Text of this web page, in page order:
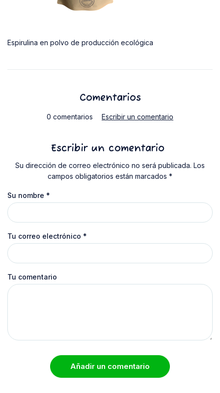
Espirulina en polvo de producción ecológica
Comentarios
0 comentarios Escribir un comentario
Escribir un comentario
Su dirección de correo electrónico no será publicada. Los
campos obligatorios están marcados *
Su nombre *
Tu correo electrónico *
Tu comentario
Añadir un comentario